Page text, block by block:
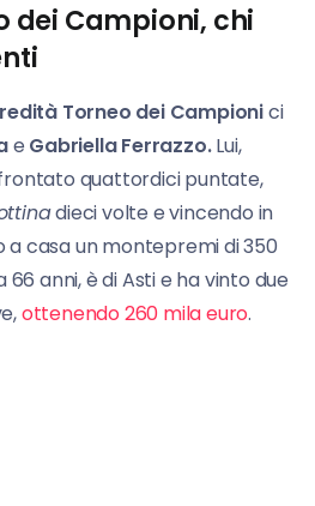
dei Campioni, chi
Torneo dei Campionici
e Gabriella Ferrazzo.Lui,
quattordici puntate,
dieci volte e vincendo in
casa un montepremi di 350
66 anni, è di Asti e ha vinto due
ottenendo 260 mila euro.